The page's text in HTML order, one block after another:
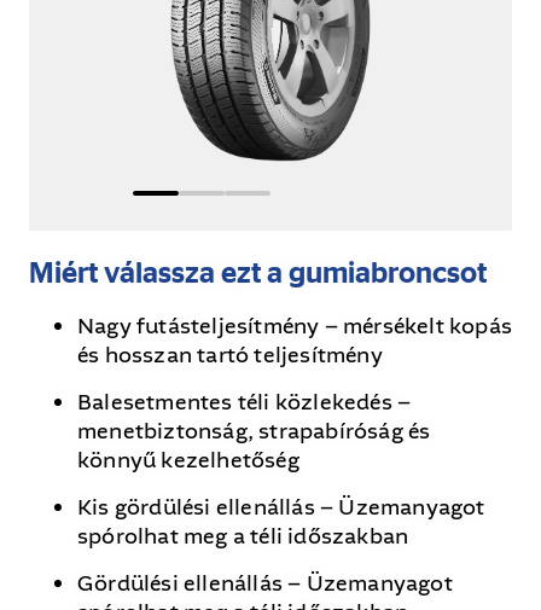
Miért válassza ezt a gumiabroncsot
Nagy futásteljesítmény – mérsékelt kopás
és hosszan tartó teljesítmény
Balesetmentes téli közlekedés –
menetbiztonság, strapabíróság és
könnyű kezelhetőség
Kis gördülési ellenállás – Üzemanyagot
spórolhat meg a téli időszakban
Gördülési ellenállás – Üzemanyagot